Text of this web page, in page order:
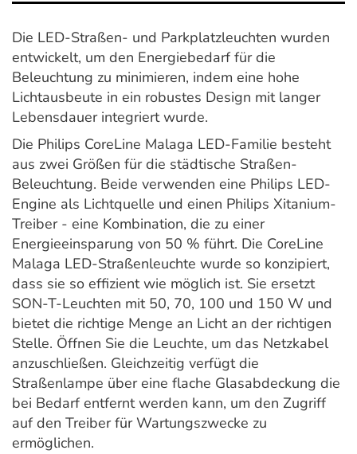
Die LED-Straßen- und Parkplatzleuchten wurden
entwickelt, um den Energiebedarf für die
Beleuchtung zu minimieren, indem eine hohe
Lichtausbeute in ein robustes Design mit langer
Lebensdauer integriert wurde.
Die Philips CoreLine Malaga LED-Familie besteht
aus zwei Größen für die städtische Straßen-
Beleuchtung. Beide verwenden eine Philips LED-
Engine als Lichtquelle und einen Philips Xitanium-
Treiber - eine Kombination, die zu einer
Energieeinsparung von 50 % führt. Die CoreLine
Malaga LED-Straßenleuchte wurde so konzipiert,
dass sie so effizient wie möglich ist. Sie ersetzt
SON-T-Leuchten mit 50, 70, 100 und 150 W und
bietet die richtige Menge an Licht an der richtigen
Stelle. Öffnen Sie die Leuchte, um das Netzkabel
anzuschließen. Gleichzeitig verfügt die
Straßenlampe über eine flache Glasabdeckung die
bei Bedarf entfernt werden kann, um den Zugriff
auf den Treiber für Wartungszwecke zu
ermöglichen.